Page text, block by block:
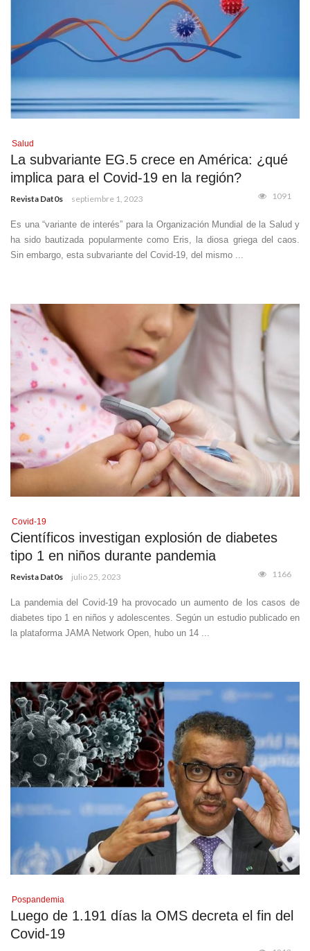
Salud
La subvariante EG.5 crece en América: ¿qué
implica para el Covid-19 en la región?
Revista Dat0s septiembre 1, 2023 1091
Es una “variante de interés” para la Organización Mundial de la Salud y
ha sido bautizada popularmente como Eris, la diosa griega del caos.
Sin embargo, esta subvariante del Covid-19, del mismo ...
Covid-19
Científicos investigan explosión de diabetes
tipo 1 en niños durante pandemia
Revista Dat0s julio 25, 2023 1166
La pandemia del Covid-19 ha provocado un aumento de los casos de
diabetes tipo 1 en niños y adolescentes. Según un estudio publicado en
la plataforma JAMA Network Open, hubo un 14 ...
Pospandemia
Luego de 1.191 días la OMS decreta el fin del
Covid-19